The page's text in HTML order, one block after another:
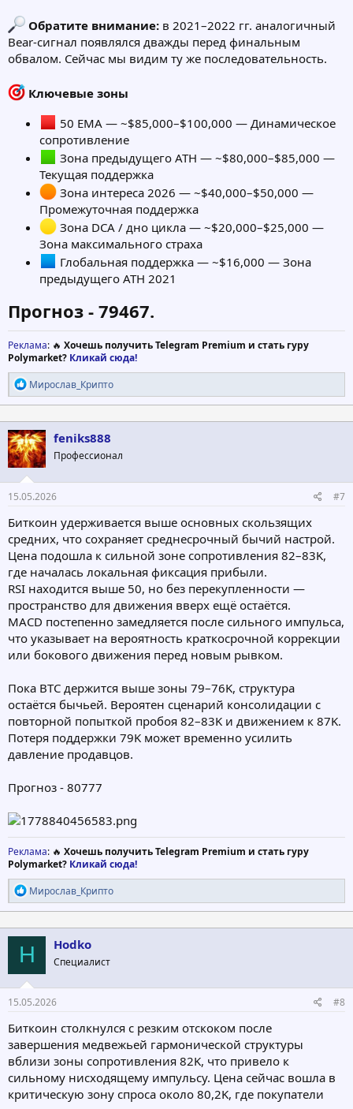
Обратите внимание: в 2021–2022 гг. аналогичный
Bear-сигнал появлялся дважды перед финальным
обвалом. Сейчас мы видим ту же последовательность.
Ключевые зоны
50 EMA — ~$85,000–$100,000 — Динамическое
сопротивление
Зона предыдущего ATH — ~$80,000–$85,000 —
Текущая поддержка
Зона интереса 2026 — ~$40,000–$50,000 —
Промежуточная поддержка
Зона DCA / дно цикла — ~$20,000–$25,000 —
Зона максимального страха
Глобальная поддержка — ~$16,000 — Зона
предыдущего ATH 2021
Прогноз - 79467.
Реклама: 🔥 Хочешь получить Telegram Premium и стать гуру
Polymarket? Кликай сюда!
Р
е
а
к
ц
и
и
:
Мирослав_Крипто
feniks888
Профессионал
15.05.2026 #7
Биткоин удерживается выше основных скользящих
средних, что сохраняет среднесрочный бычий настрой.
Цена подошла к сильной зоне сопротивления 82–83K,
где началась локальная фиксация прибыли.
RSI находится выше 50, но без перекупленности —
пространство для движения вверх ещё остаётся.
MACD постепенно замедляется после сильного импульса,
что указывает на вероятность краткосрочной коррекции
или бокового движения перед новым рывком.
Пока BTC держится выше зоны 79–76K, структура
остаётся бычьей. Вероятен сценарий консолидации с
повторной попыткой пробоя 82–83K и движением к 87K.
Потеря поддержки 79K может временно усилить
давление продавцов.
Прогноз - 80777
Реклама: 🔥 Хочешь получить Telegram Premium и стать гуру
Polymarket? Кликай сюда!
Р
е
а
к
ц
и
и
:
Мирослав_Крипто
H Hodko
Специалист
15.05.2026 #8
Биткоин столкнулся с резким отскоком после
завершения медвежьей гармонической структуры
вблизи зоны сопротивления 82K, что привело к
сильному нисходящему импульсу. Цена сейчас вошла в
критическую зону спроса около 80,2K, где покупатели